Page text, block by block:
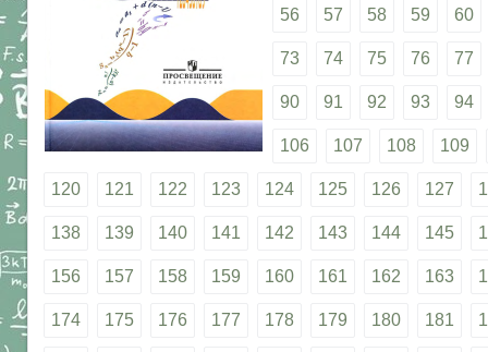
56 57 58 59 60
73 74 75 76 77
90 91 92 93 94
106 107 108 109
120 121 122 123 124 125 126 127
138 139 140 141 142 143 144 145
156 157 158 159 160 161 162 163
174 175 176 177 178 179 180 181